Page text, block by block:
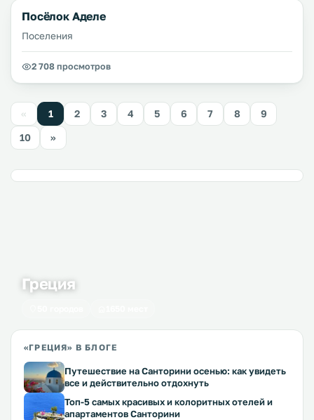
Посёлок Аделе
Поселения
2 708 просмотров
« 1 2 3 4 5 6 7 8
9
10
»
Греция
«ГРЕЦИЯ» В БЛОГЕ
Путешествие на Санторини осенью: как увидеть
все и действительно отдохнуть
Топ-5 самых красивых и колоритных отелей и
апартаментов Санторини